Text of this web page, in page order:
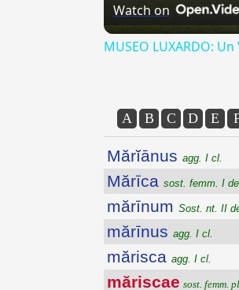
Watch on
MUSEO LUXARDO:
A B C D E
Mărĭānus agg. I cl.
Mărīca sost. femm. I
mărīnum Sost. nt. II
mărīnus agg. I cl.
mărisca agg. I cl.
măriscae sost. femm.